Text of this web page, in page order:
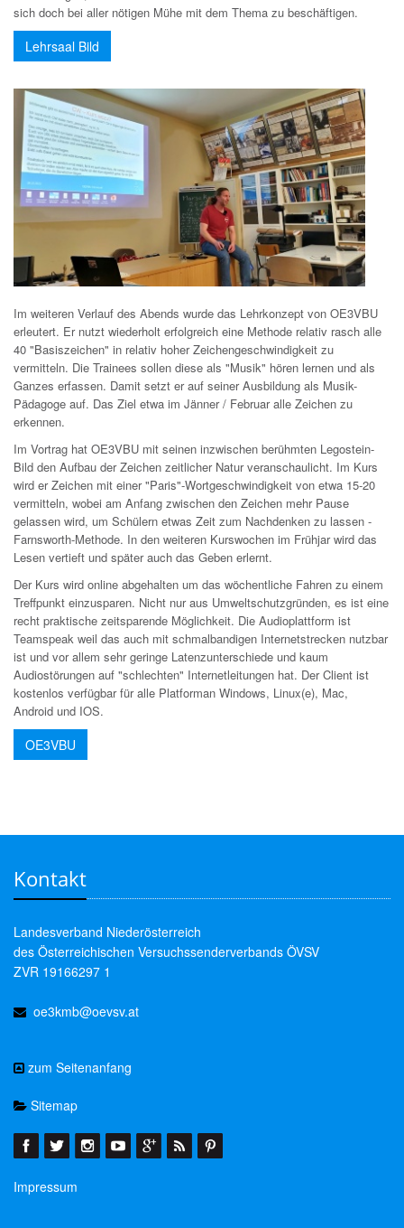
sich doch bei aller nötigen Mühe mit dem Thema zu beschäftigen.
Lehrsaal Bild
Im weiteren Verlauf des Abends wurde das Lehrkonzept von OE3VBU
erleutert. Er nutzt wiederholt erfolgreich eine Methode relativ rasch alle
40 "Basiszeichen" in relativ hoher Zeichengeschwindigkeit zu
vermitteln. Die Trainees sollen diese als "Musik" hören lernen und als
Ganzes erfassen. Damit setzt er auf seiner Ausbildung als Musik-
Pädagoge auf. Das Ziel etwa im Jänner / Februar alle Zeichen zu
erkennen.
Im Vortrag hat OE3VBU mit seinen inzwischen berühmten Legostein-
Bild den Aufbau der Zeichen zeitlicher Natur veranschaulicht. Im Kurs
wird er Zeichen mit einer "Paris"-Wortgeschwindigkeit von etwa 15-20
vermitteln, wobei am Anfang zwischen den Zeichen mehr Pause
gelassen wird, um Schülern etwas Zeit zum Nachdenken zu lassen -
Farnsworth-Methode. In den weiteren Kurswochen im Frühjar wird das
Lesen vertieft und später auch das Geben erlernt.
Der Kurs wird online abgehalten um das wöchentliche Fahren zu einem
Treffpunkt einzusparen. Nicht nur aus Umweltschutzgründen, es ist eine
recht praktische zeitsparende Möglichkeit. Die Audioplattform ist
Teamspeak weil das auch mit schmalbandigen Internetstrecken nutzbar
ist und vor allem sehr geringe Latenzunterschiede und kaum
Audiostörungen auf "schlechten" Internetleitungen hat. Der Client ist
kostenlos verfügbar für alle Platforman Windows, Linux(e), Mac,
Android und IOS.
OE3VBU
Kontakt
Landesverband Niederösterreich
des Österreichischen Versuchssenderverbands ÖVSV
ZVR 19166297 1
oe3kmb@oevsv.at
zum Seitenanfang
Sitemap
Impressum